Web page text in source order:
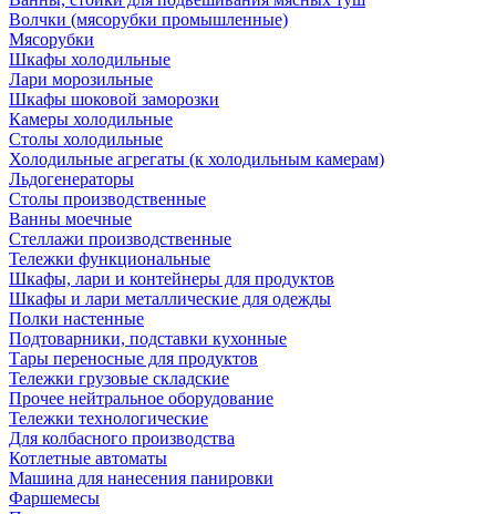
Волчки (мясорубки промышленные)
Мясорубки
Шкафы холодильные
Лари морозильные
Шкафы шоковой заморозки
Камеры холодильные
Столы холодильные
Холодильные агрегаты (к холодильным камерам)
Льдогенераторы
Столы производственные
Ванны моечные
Стеллажи производственные
Тележки функциональные
Шкафы, лари и контейнеры для продуктов
Шкафы и лари металлические для одежды
Полки настенные
Подтоварники, подставки кухонные
Тары переносные для продуктов
Тележки грузовые складские
Прочее нейтральное оборудование
Тележки технологические
Для колбасного производства
Котлетные автоматы
Машина для нанесения панировки
Фаршемесы